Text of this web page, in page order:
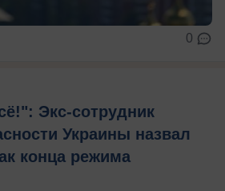
0
Экс-сотрудник
Украины назвал
конца режима